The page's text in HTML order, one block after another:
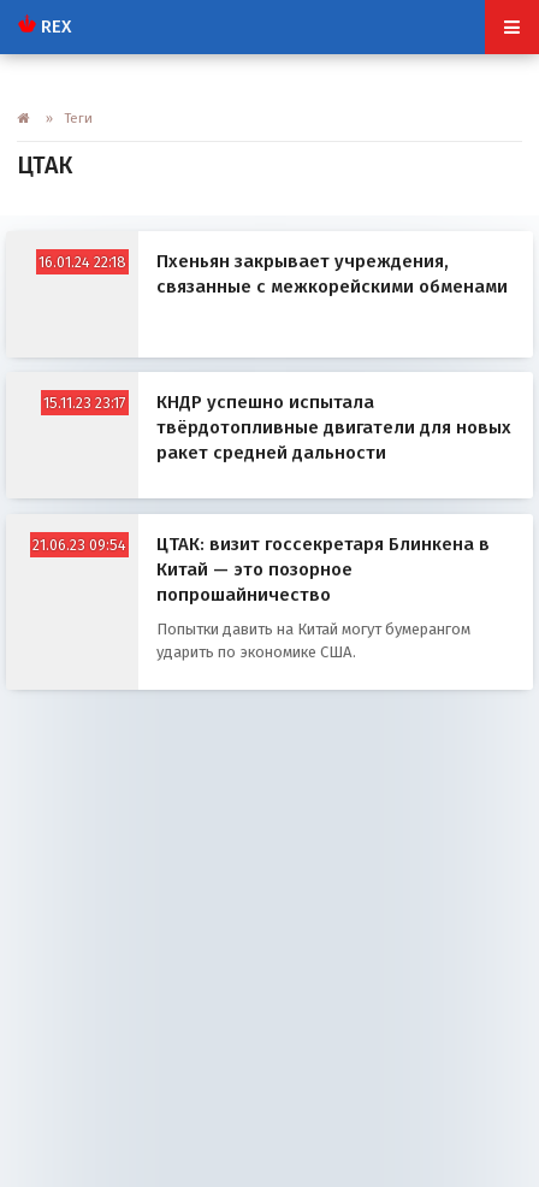
REX
» Теги
ЦТАК
16.01.24 22:18
Пхеньян закрывает учреждения,
связанные с межкорейскими обменами
15.11.23 23:17
КНДР успешно испытала
твёрдотопливные двигатели для новых
ракет средней дальности
21.06.23 09:54
ЦТАК: визит госсекретаря Блинкена в
Китай — это позорное
попрошайничество
Попытки давить на Китай могут бумерангом
ударить по экономике США.